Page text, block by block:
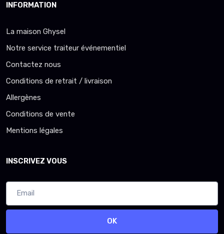
INFORMATION
La maison Ghysel
Notre service traiteur événementiel
Contactez nous
Conditions de retrait / livraison
Allergènes
Conditions de vente
Mentions légales
INSCRIVEZ VOUS
OK